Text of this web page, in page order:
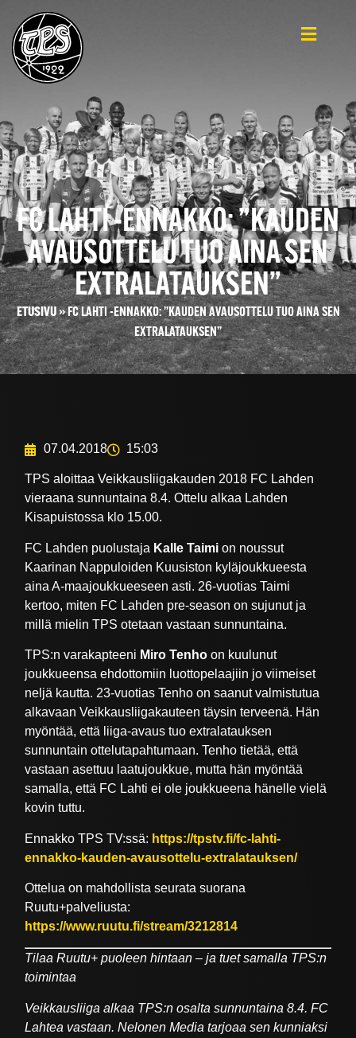
FC LAHTI -ENNAKKO: ”KAUDEN
AVAUSOTTELU TUO AINA SEN
EXTRALATAUKSEN”
ETUSIVU»FC LAHTI -ENNAKKO: ”KAUDEN AVAUSOTTELU TUO AINA SEN
EXTRALATAUKSEN”
07.04.2018 15:03
TPS aloittaa Veikkausliigakauden 2018 FC Lahden
vieraana sunnuntaina 8.4. Ottelu alkaa Lahden
Kisapuistossa klo 15.00.
FC Lahden puolustaja Kalle Taimion noussut
Kaarinan Nappuloiden Kuusiston kyläjoukkueesta
aina A-maajoukkueeseen asti. 26-vuotias Taimi
kertoo, miten FC Lahden pre-season on sujunut ja
millä mielin TPS otetaan vastaan sunnuntaina.
TPS:n varakapteeni Miro Tenhoon kuulunut
joukkueensa ehdottomiin luottopelaajiin jo viimeiset
neljä kautta. 23-vuotias Tenho on saanut valmistutua
alkavaan Veikkausliigakauteen täysin terveenä. Hän
myöntää, että liiga-avaus tuo extralatauksen
sunnuntain ottelutapahtumaan. Tenho tietää, että
vastaan asettuu laatujoukkue, mutta hän myöntää
samalla, että FC Lahti ei ole joukkueena hänelle vielä
kovin tuttu.
Ennakko TPS TV:ssä: https://tpstv.fi/fc-lahti-
ennakko-kauden-avausottelu-extralatauksen/
Ottelua on mahdollista seurata suorana
Ruutu+palveliusta:
https://www.ruutu.fi/stream/3212814
Tilaa Ruutu+ puoleen hintaan – ja tuet samalla TPS:n
toimintaa
Veikkausliiga alkaa TPS:n osalta sunnuntaina 8.4. FC
Lahtea vastaan. Nelonen Media tarjoaa sen kunniaksi